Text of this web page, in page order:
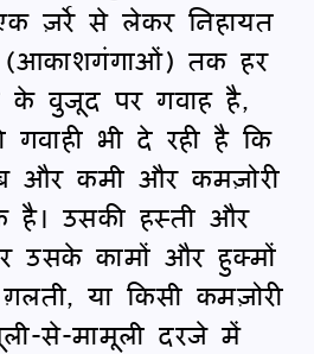
ज़र्रे से लेकर निहायत
(आकाशगंगाओं) तक हर
के वुजूद पर गवाह है,
भी दे रही है कि
और कमी और कमज़ोरी
उसकी हस्ती और
उसके कामों और हुक्मों
या किसी कमज़ोरी
से-मामूली दरजे में